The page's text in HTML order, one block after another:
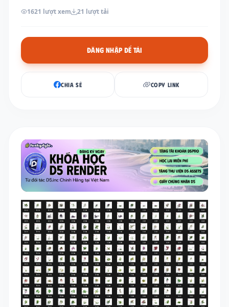
1621 lượt xem 21 lượt tải
ĐĂNG NHẬP ĐỂ TẢI
CHIA SẺ COPY LINK